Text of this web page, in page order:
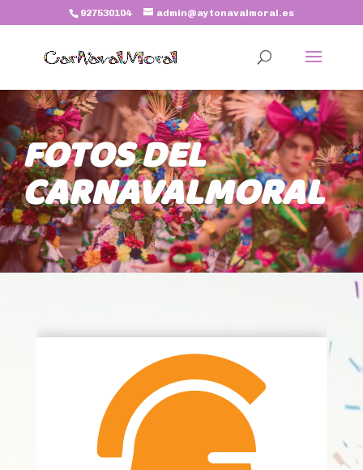
927530104 admin@aytonavalmoral.es
FOTOS DEL
CARNAVALMORAL